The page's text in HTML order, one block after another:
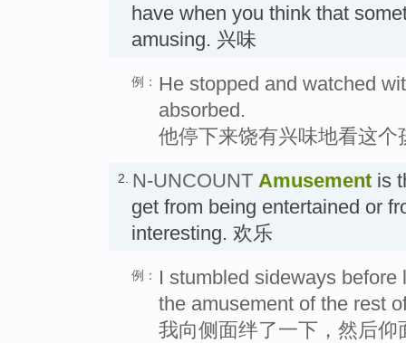
have when you think that
amusing. 兴味
例： He stopped and watched
absorbed.
他停下来饶有兴味地看这
2. N-UNCOUNT Amusement is
get from being entertained or
interesting. 欢乐
例：
I stumbled sideways
the amusement of the rest
我向侧面绊了一下，然后